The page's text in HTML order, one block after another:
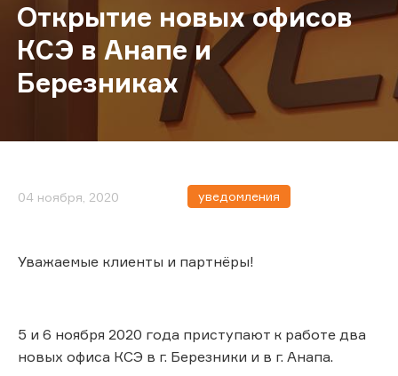
Открытие новых офисов
КСЭ в Анапе и
Березниках
04 ноября, 2020 уведомления
Уважаемые клиенты и партнёры!
5 и 6 ноября 2020 года приступают к работе два
новых офиса КСЭ в г. Березники и в г. Анапа.